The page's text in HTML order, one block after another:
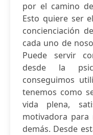
por el camino
Esto quiere ser
concienciación
cada uno de
Puede servir
desde la
conseguimos
tenemos como
vida plena,
motivadora
demás. Desde